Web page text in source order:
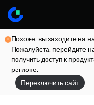
Похоже, вы заходите на
Пожалуйста, перейдите
получить доступ к
регионе.
Переключить сайт